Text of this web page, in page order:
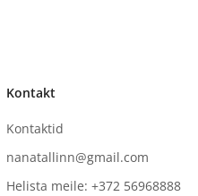
Kontakt
Kontaktid
nanatallinn@gmail.com
Helista meile: +372 56968888